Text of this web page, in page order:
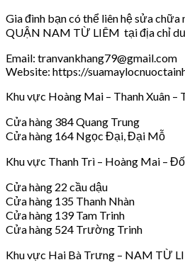
Gia đình bạn có thể liên hệ sửa
QUẬN NAM TỪ LIÊM tại địa chỉ
Email: tranvankhang79@gmail.com
Website: https://
Khu vực Hoàng Mai – Thanh Xuân –
Cửa hàng 384 Quang Trung
Cửa hàng 164 Ngọc Đại, Đại Mỗ
Khu vực Thanh Trì – Hoàng Mai –
Cửa hàng 22 cầu dậu
Cửa hàng 135 Thanh Nhàn
Cửa hàng 139 Tam Trinh
Cửa hàng 524 Trường Trinh
Khu vực Hai Bà Trưng – NAM TỪ